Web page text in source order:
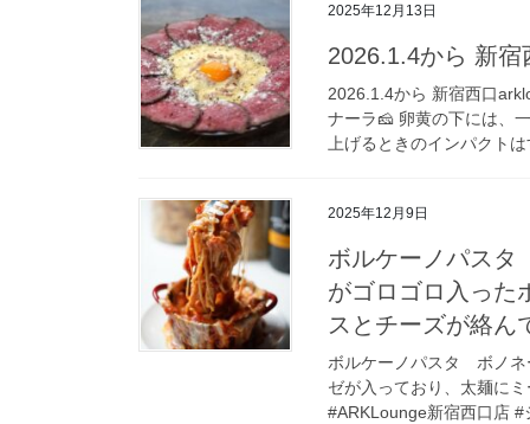
2025年12月13日
2026.1.4から 新宿
2026.1.4から 新宿西口
ナーラ🧀 卵黄の下には、
上げるときのインパクト
2025年12月9日
ボルケーノパス
がゴロゴロ入った
スとチーズが絡ん
ボルケーノパスタ ボノネ
ゼが入っており、太麺に
#ARKLounge新宿西口店